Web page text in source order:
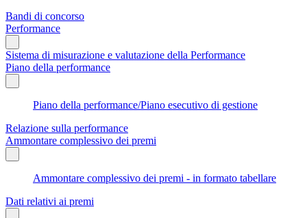
Bandi di concorso
Performance
Sistema di misurazione e valutazione della Performance
Piano della performance
Piano della performance/Piano esecutivo di gestione
Relazione sulla performance
Ammontare complessivo dei premi
Ammontare complessivo dei premi - in formato tabellare
Dati relativi ai premi